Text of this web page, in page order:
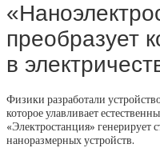
преобразует
в
Физики разработали
которое улавливает
«Электростанция» генерирует
наноразмерных устройств.